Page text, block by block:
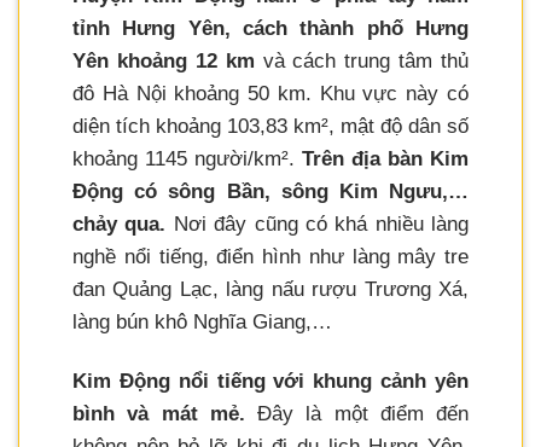
tỉnh Hưng Yên, cách thành phố Hưng
Yên khoảng 12 km và cách trung tâm thủ
đô Hà Nội khoảng 50 km. Khu vực này có
diện tích khoảng 103,83 km², mật độ dân số
khoảng 1145 người/km². Trên địa bàn Kim
Động có sông Bần, sông Kim Ngưu,…
chảy qua. Nơi đây cũng có khá nhiều làng
nghề nổi tiếng, điển hình như làng mây tre
đan Quảng Lạc, làng nấu rượu Trương Xá,
làng bún khô Nghĩa Giang,…
Kim Động nổi tiếng với khung cảnh yên
bình và mát mẻ. Đây là một điểm đến